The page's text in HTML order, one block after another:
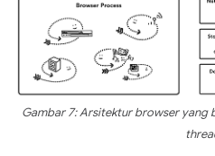
Gambar 7: Arsitektur browser yang